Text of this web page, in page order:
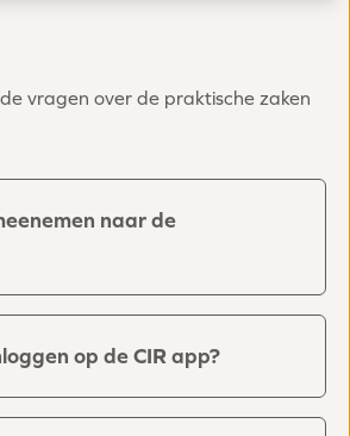
vragen over de praktische zaken
naar de
op de CIR app?